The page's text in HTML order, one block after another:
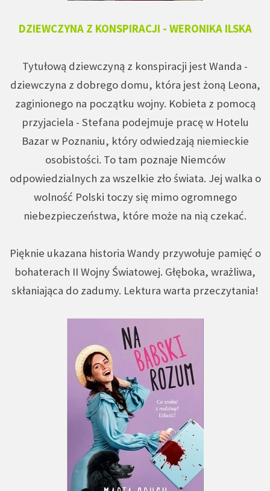
DZIEWCZYNA Z KONSPIRACJI - WERONIKA ILSKA
Tytułową dziewczyną z konspiracji jest Wanda -
dziewczyna z dobrego domu, która jest żoną Leona,
zaginionego na początku wojny. Kobieta z pomocą
przyjaciela - Stefana podejmuje pracę w Hotelu
Bazar w Poznaniu, który odwiedzają niemieckie
osobistości. To tam poznaje Niemców
odpowiedzialnych za wszelkie zło świata. Jej walka o
wolność Polski toczy się mimo ogromnego
niebezpieczeństwa, które może na nią czekać.
Pięknie ukazana historia Wandy przywołuje pamięć o
bohaterach II Wojny Światowej. Głęboka, wrażliwa,
skłaniająca do zadumy. Lektura warta przeczytania!